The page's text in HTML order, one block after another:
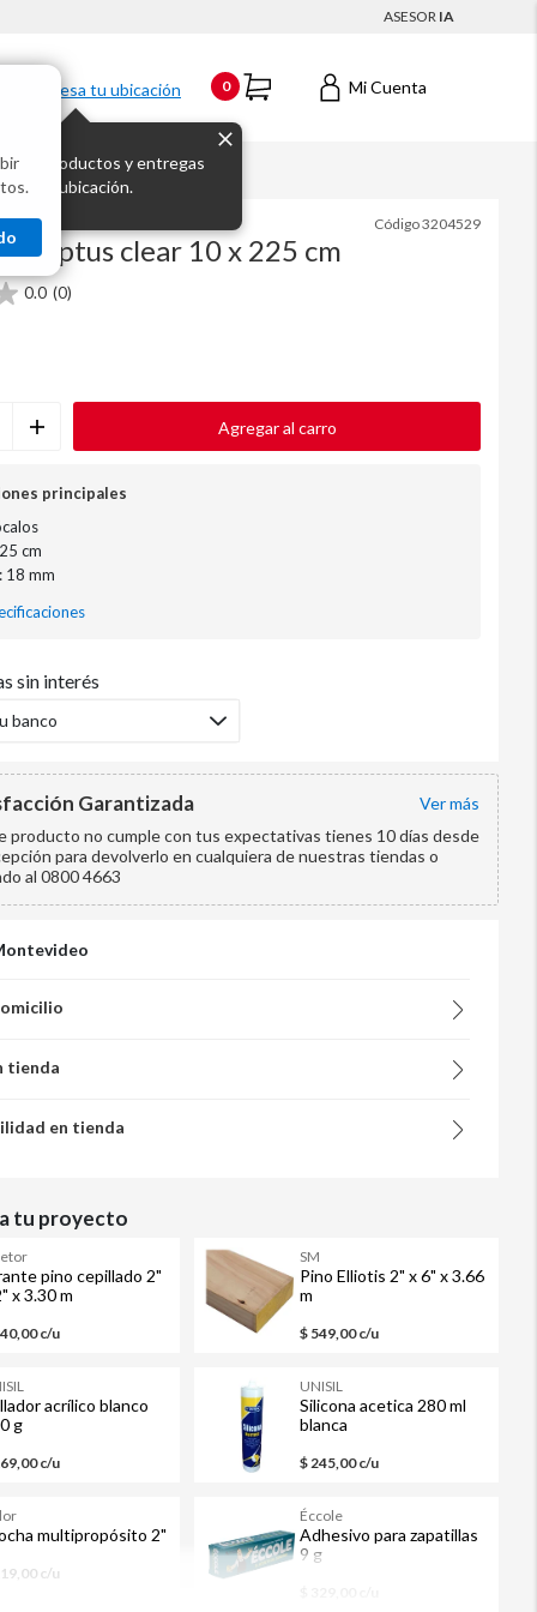
ASESOR IA
Ingresa tu ubicación
los productos y entregas
tu ubicación.
0 Mi Cuenta
10 x 225 cm
Código3204529
clear 10 x 225 cm
0.0 (0)
Agregar al carro
principales
cm
18 mm
sin interés
banco
Garantizada
ver más
producto no cumple con tus expectativas tienes 10 días desde
para devolverlo en cualquiera de nuestras tiendas o
al 0800 4663
tienda
en tienda
tu proyecto
pino cepillado 2"
x 3.30 m
c/u
SM
Pino Elliotis 2" x 6" x 3.66
m
$ 549,00 c/u
acrílico blanco
g
c/u
UNISIL
Silicona acetica 280 ml
blanca
$ 245,00 c/u
multipropósito 2"
c/u
Éccole
Adhesivo para zapatillas
9 g